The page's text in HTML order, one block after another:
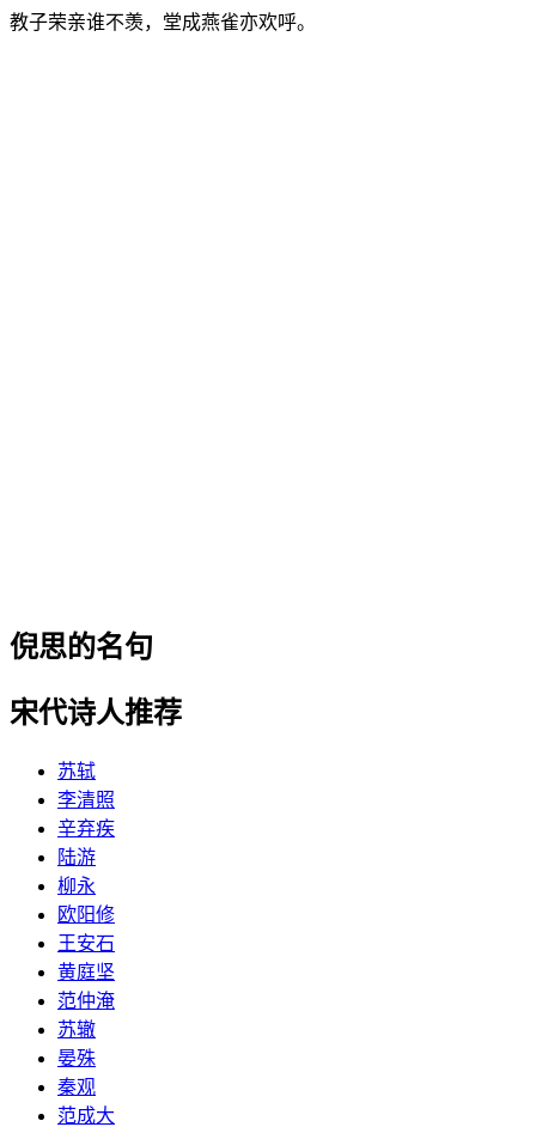
教子荣亲谁不羡，堂成燕雀亦欢呼。
倪思的名句
宋代诗人推荐
苏轼
李清照
辛弃疾
陆游
柳永
欧阳修
王安石
黄庭坚
范仲淹
苏辙
晏殊
秦观
范成大